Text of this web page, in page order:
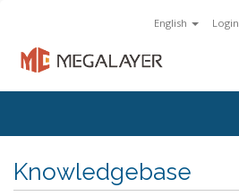
English Login
Knowledgebase